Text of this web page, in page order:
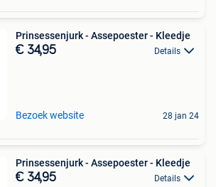
Prinsessenjurk - Assepoester - Kleedje
€ 34,95 Details
Bezoek website 28 jan 24
Prinsessenjurk - Assepoester - Kleedje
€ 34,95 Details